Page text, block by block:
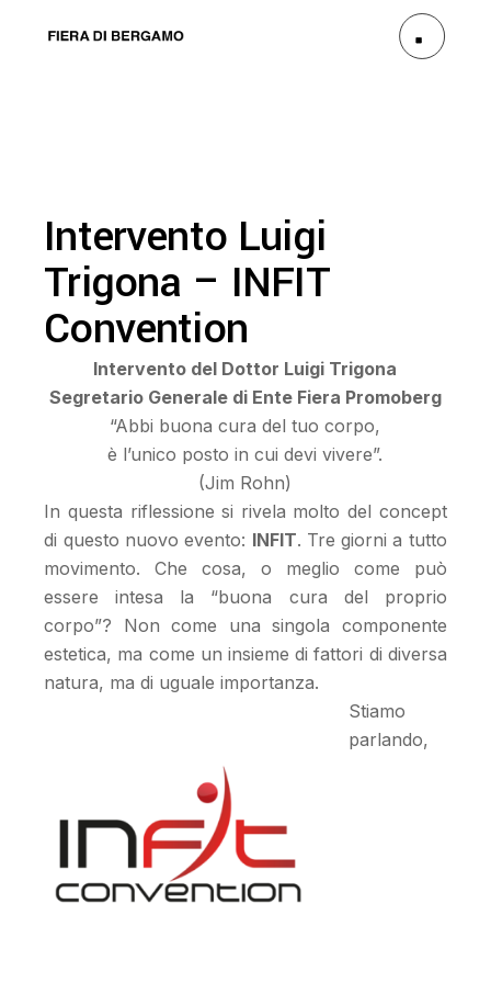
Intervento Luigi
Trigona – INFIT
Convention
Intervento del Dottor Luigi Trigona
Segretario Generale di Ente Fiera Promoberg
“Abbi buona cura del tuo corpo,
è l’unico posto in cui devi vivere”.
(Jim Rohn)
In questa riflessione si rivela molto del concept
di questo nuovo evento: INFIT. Tre giorni a tutto
movimento. Che cosa, o meglio come può
essere intesa la “buona cura del proprio
corpo”? Non come una singola componente
estetica, ma come un insieme di fattori di diversa
natura, ma di uguale importanza.
Stiamo
parlando,